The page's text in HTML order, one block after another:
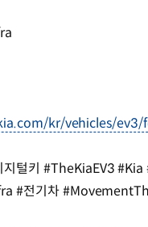
kr/vehicles/ev3/
털키 #TheKiaEV3 #Kia
#전기차